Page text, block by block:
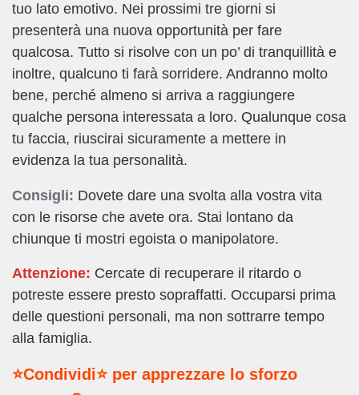
tuo lato emotivo. Nei prossimi tre giorni si
presenterà una nuova opportunità per fare
qualcosa. Tutto si risolve con un po’ di tranquillità e
inoltre, qualcuno ti farà sorridere. Andranno molto
bene, perché almeno si arriva a raggiungere
qualche persona interessata a loro. Qualunque cosa
tu faccia, riuscirai sicuramente a mettere in
evidenza la tua personalità.
Consigli: Dovete dare una svolta alla vostra vita
con le risorse che avete ora. Stai lontano da
chiunque ti mostri egoista o manipolatore.
Attenzione: Cercate di recuperare il ritardo o
potreste essere presto sopraffatti. Occuparsi prima
delle questioni personali, ma non sottrarre tempo
alla famiglia.
⭐Condividi⭐ per apprezzare lo sforzo